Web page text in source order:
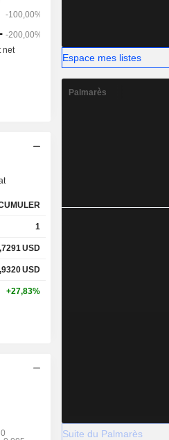
1
USD
USD
+27,83%
Espace mes listes
Palmarès
Suite du Palmarès